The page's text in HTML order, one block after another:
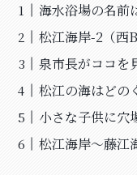
海水浴場の名前
松江海岸-2（西
泉市長がココを
松江の海はどの
小さな子供に穴
松江海岸～藤江